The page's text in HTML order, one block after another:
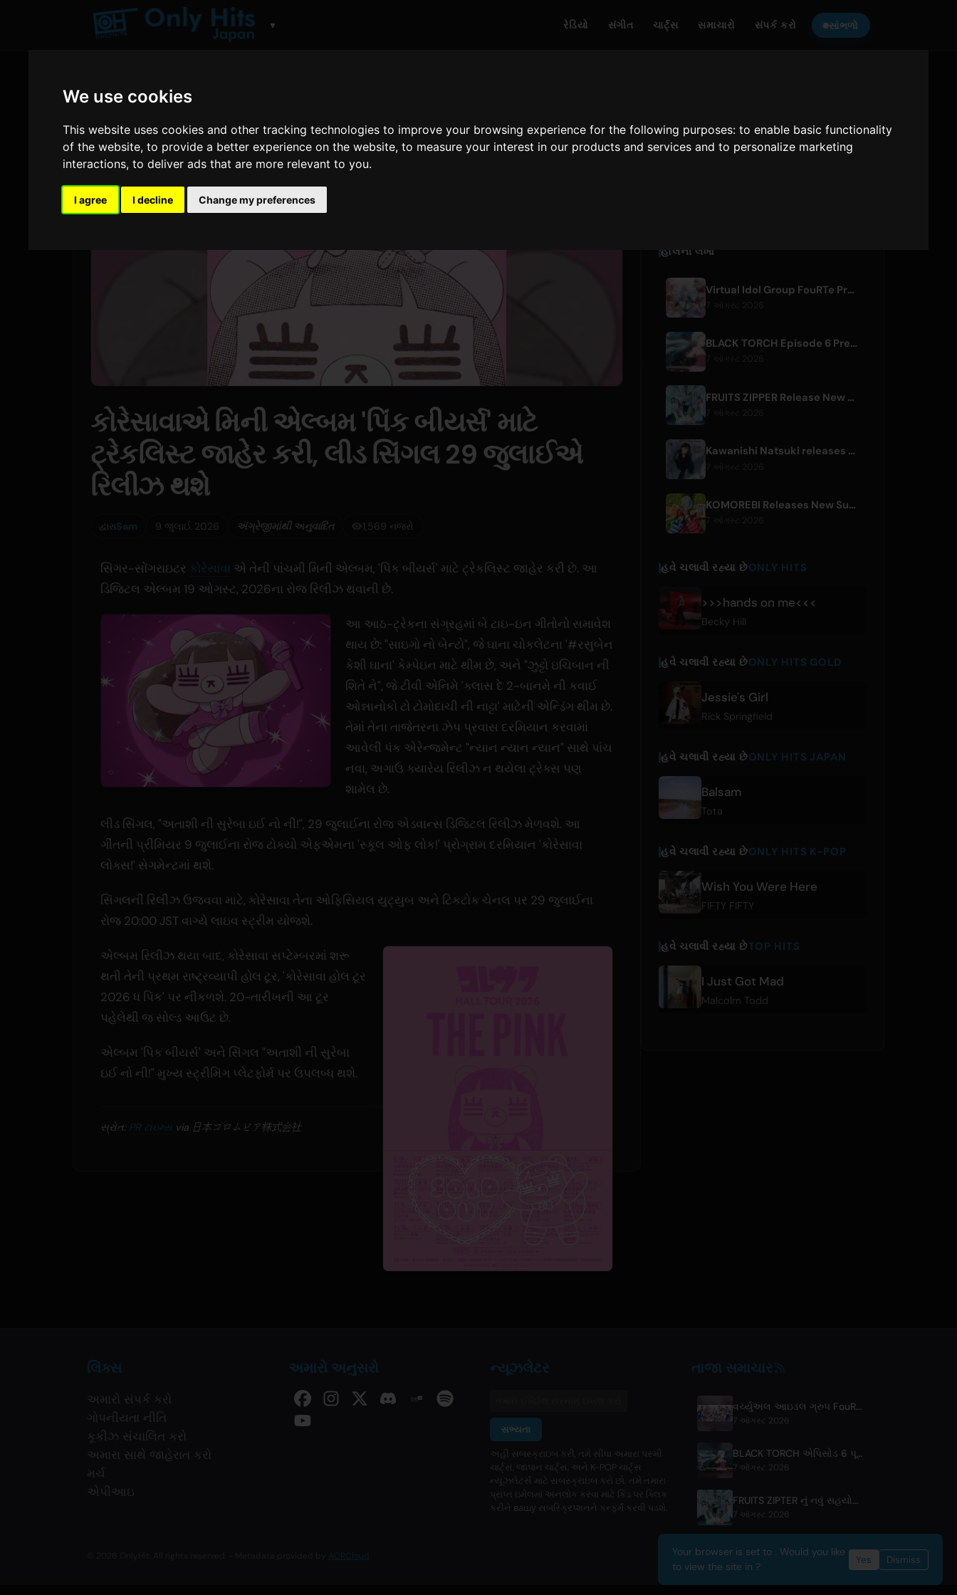
We use cookies
This website uses cookies and other tracking technologies to improve your browsing experience for the following purposes:to enable basic functionality
of the website,to provide a better experience on the website,to measure your interest in our products and services and to personalize marketing
interactions,to deliver ads that are more relevant to you.
I agree I decline Change my preferences
▼ રેડિયો સંગીત ચાર્ટ્સ સમાચારો સંપર્ક કરો સાંભળો
કોરેસાવાએ મિની એલ્બમ 'પિંક બીયર્સ' માટે
ટ્રેકલિસ્ટ જાહેર કરી, લીડ સિંગલ 29 જુલાઈએ
રિલીઝ થશે
દ્વારાSam 9 જુલાઈ 2026 અંગ્રેજીમાંથી અનુવાદિત 1,569 નજરો
સિંગર-સોંગરાઇટર કોરેસાવા એ તેની પાંચમી મિની એલ્બમ, 'પિંક બીયર્સ' માટે ટ્રેકલિસ્ટ જાહેર કરી છે. આ
ડિજિટલ એલ્બમ 19 ઓગસ્ટ, 2026ના રોજ રિલીઝ થવાની છે.
આ આઠ-ટ્રેકના સંગ્રહમાં બે ટાઇ-ઇન ગીતોનો સમાવેશ
થાય છે: "સાઇગો નો બેન્ટો", જે ઘાના ચોકલેટના '#રસુબેન
કેશી ઘાના' કેમ્પેઇન માટે થીમ છે, અને "ઝુટ્ટો ઇચિબાન ની
શિતે ને", જે ટીવી એનિમે 'ક્લાસ દે 2-બાનમે ની કવાઈ
ઓન્નાનોકો ટો ટોમોદાચી ની નાટ્ટા' માટેની એન્ડિંગ થીમ છે.
તેમાં તેના તાજેતરના ઝેપ પ્રવાસ દરમિયાન કરવામાં
આવેલી પંક એરેન્જમેન્ટ "ન્યાન ન્યાન ન્યાન" સાથે પાંચ
નવા, અગાઉ ક્યારેય રિલીઝ ન થયેલા ટ્રેક્સ પણ
શામેલ છે.
લીડ સિંગલ, "અતાશી ની સુરેબા ઇઈ નો ની!", 29 જુલાઈના રોજ એડવાન્સ ડિજિટલ રિલીઝ મેળવશે. આ
ગીતની પ્રીમિયર 9 જુલાઈના રોજ ટોક્યો એફએમના 'સ્કૂલ ઓફ લોક!' પ્રોગ્રામ દરમિયાન 'કોરેસાવા
લોક્સ!' સેગમેન્ટમાં થશે.
સિંગલની રિલીઝ ઉજવવા માટે, કોરેસાવા તેના ઓફિસિયલ યુટ્યુબ અને ટિકટોક ચેનલ પર 29 જુલાઈના
રોજ 20:00 JST વાગ્યે લાઇવ સ્ટ્રીમ યોજશે.
એલ્બમ રિલીઝ થયા બાદ, કોરેસાવા સપ્ટેમ્બરમાં શરૂ
થતી તેની પ્રથમ રાષ્ટ્રવ્યાપી હોલ ટૂર, 'કોરેસાવા હોલ ટૂર
2026 ધ પિંક' પર નીકળશે. 20-તારીખની આ ટૂર
પહેલેથી જ સોલ્ડ આઉટ છે.
એલ્બમ 'પિંક બીયર્સ' અને સિંગલ "અતાશી ની સુરેબા
ઇઈ નો ની!" મુખ્ય સ્ટ્રીમિંગ પ્લેટફોર્મ પર ઉપલબ્ધ થશે.
સ્રોત: PR ટાઇમ્સ via 日本コロムビア株式会社
Only Hits Japan
હાલની લેખો
Virtual Idol Group FouRTe Project Debuts with 'ALL IN' Album Produced by m-flo's ☆Taku Takahashi
7 ઑગસ્ટ 2026
BLACK TORCH Episode 6 Preview and Streaming Details
FRUITS ZIPPER Release New Collaboration Song '1,2,3,FOOOOUR'
Kawanishi Natsuki releases digital single 'Sayonara wa Ichiban Kirei na Atashi de'
KOMOREBI Releases New Summer Single 'Letsu Natsu'
7 ઑગસ્ટ 2026
હવે ચલાવી રહ્યા છેONLY HITS
>>>hands on me<<<
Becky Hill
હવે ચલાવી રહ્યા છેONLY HITS GOLD
Jessie's Girl
Rick Springfield
હવે ચલાવી રહ્યા છેONLY HITS JAPAN
Balsam
Tota
હવે ચલાવી રહ્યા છેONLY HITS K-POP
Wish You Were Here
FIFTY FIFTY
હવે ચલાવી રહ્યા છેTOP HITS
I Just Got Mad
Malcolm Todd
લિંક્સ
અમારો સંપર્ક કરો
ગોપનીયતા નીતિ
કૂકીઝ સંચાલિત કરો
અમારા સાથે જાહેરાત કરો
મર્ચ
એપીઆઇ
અમારો અનુસરો ન્યૂઝલેટર
સભ્યતા
અહીં સબસ્ક્રાઇબ કરી, તમે સીધા અમારા પસ્મી
ચાર્ટ્સ, જાપાન ચાર્ટ્સ, અને K-POP ચાર્ટ્સ
ન્યૂઝલેટર્સ માટે સબસ્ક્રાઇબ કરો છો. તમે તમારા
પ્રાપ્ત ઇમેલમાં અનલોક કરવા માટે કિડ પર ક્લિક
કરીને вашу સબસ્ક્રિપ્શનને કન્ફર્મ કરવી પડશે.
તાજા સમાચાર
વર્ચ્યુઅલ આઇડલ ગ્રુપ FouRTe Project એ 'ALL IN' એલ્બમ સાથે ડેબ્યુ કર્યું, m-flo ના ☆Taku Takahashi દ્વારા નિર્મિત
7 ઑગસ્ટ 2026
BLACK TORCH એપિસોડ 6 પૂર્વાવલોકન અને સ્ટ્રીમિંગ વિગતો
7 ઑગસ્ટ 2026
FRUITS ZIPTER નું નવું સહયોગી ગીત '1,2,3,FOOOOUR' રિલીઝ
7 ઑગસ્ટ 2026
ACRCloud
Your browser is set to . Would you like
to view the site in ?
Yes Dismiss